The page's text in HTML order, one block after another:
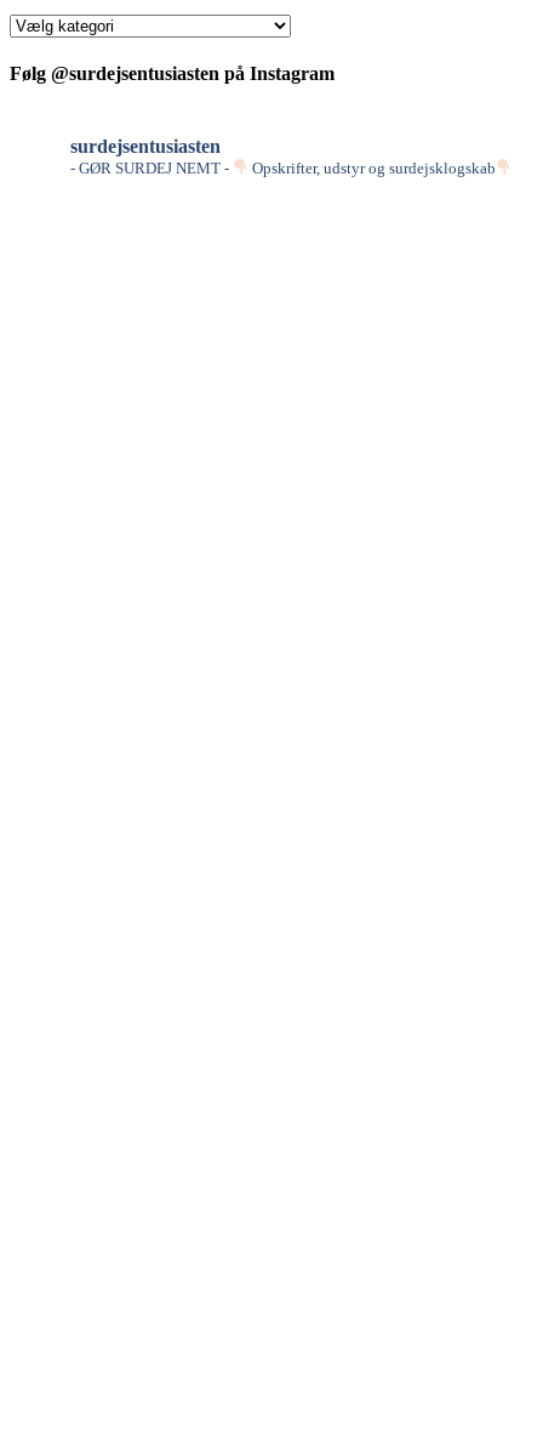
Kategorier
Følg @surdejsentusiasten på Instagram
surdejsentusiasten
- GØR SURDEJ NEMT - Opskrifter, udstyr og surdejsklogskab